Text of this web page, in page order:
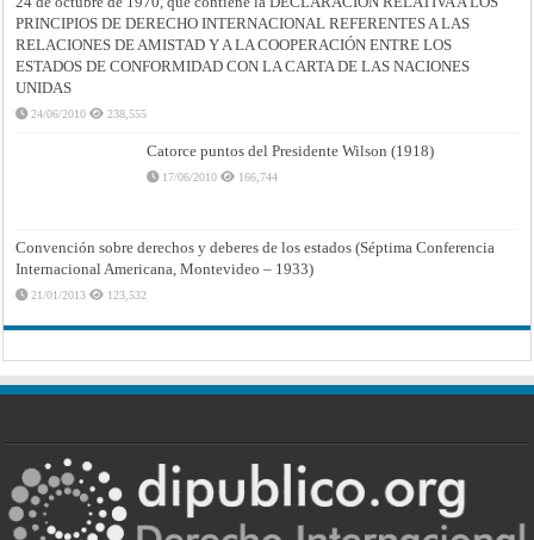
PRINCIPIOS DE DERECHO INTERNACIONAL REFERENTES A LAS
RELACIONES DE AMISTAD Y A LA COOPERACIÓN ENTRE LOS
ESTADOS DE CONFORMIDAD CON LA CARTA DE LAS NACIONES
UNIDAS
24/06/2010 238,555
Catorce puntos del Presidente Wilson (1918)
17/06/2010 166,744
Convención sobre derechos y deberes de los estados (Séptima Conferencia
Internacional Americana, Montevideo – 1933)
21/01/2013 123,532